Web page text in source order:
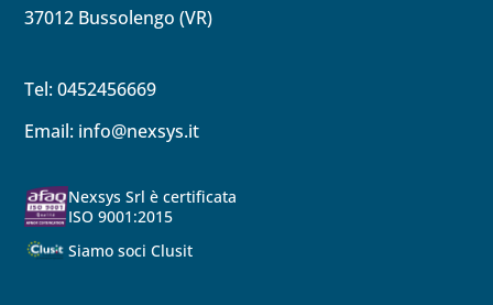
37012 Bussolengo (VR)
Tel: 0452456669
Email: info@nexsys.it
Nexsys Srl è certificata
ISO 9001:2015
Siamo soci Clusit